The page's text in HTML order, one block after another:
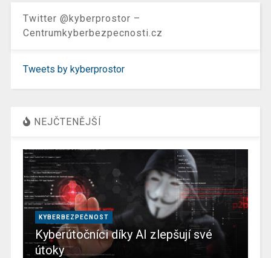
Twitter @kyberprostor –
Centrumkyberbezpecnosti.cz
Tweets by kyberprostor
NEJČTENĚJŠÍ
KYBERBEZPEČNOST
Kyberútočníci díky AI zlepšují své
útoky